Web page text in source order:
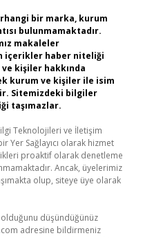
bir marka, kurum
bulunmamaktadır.
makaleler
içerikler haber niteliği
kişiler hakkında
kurum ve kişiler ile isim
Sitemizdeki bilgiler
taşımazlar.
Teknolojileri ve İletişim
Yer Sağlayıcı olarak hizmet
proaktif olarak denetleme
Ancak, üyelerimiz
olup, siteye üye olarak
olduğunu düşündüğünüz
adresine bildirmeniz